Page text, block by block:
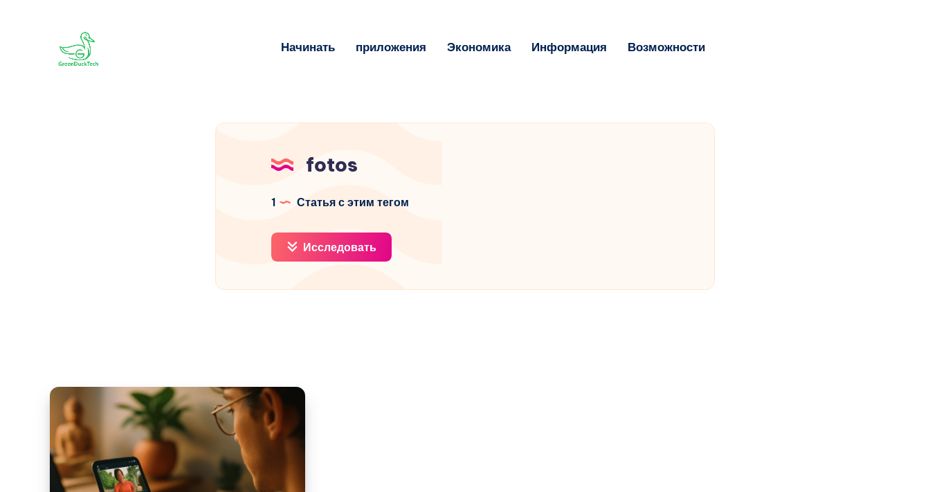
Начинать приложения Экономика Информация Возможности
fotos
1 Статья с этим тегом
Исследовать